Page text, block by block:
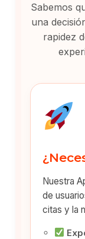
Sabemos
una
rapidez
Nuestra
de
citas y la